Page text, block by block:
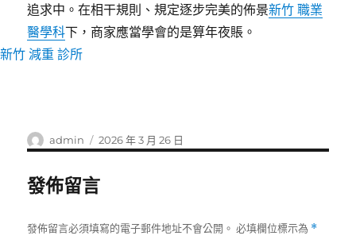
追求中。在相干規則、規定逐步完美的佈景新竹 職業
醫學科下，商家應當學會的是算年夜賬。
新竹 減重 診所
作
者
admin
發
佈
2026 年 3 月 26 日
發佈留言
發佈留言必須填寫的電子郵件地址不會公開。 必填欄位標示為 *